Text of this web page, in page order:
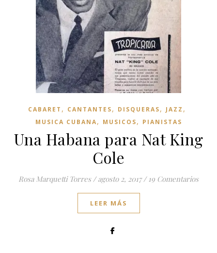
CABARET , CANTANTES, DISQUERAS, JAZZ ,
MUSICA CUBANA, MUSICOS, PIANISTAS
Una Habana para Nat King
Cole
Rosa Marquetti Torres / agosto 2, 2017 / 19 Comentarios
LEER MÁS